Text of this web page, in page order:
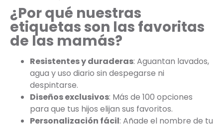
¿Por qué nuestras
etiquetas son las favoritas
de las mamás?
Resistentes y duraderas: Aguantan lavados,
agua y uso diario sin despegarse ni
despintarse.
Diseños exclusivos: Más de 100 opciones
para que tus hijos elijan sus favoritos.
Personalización fácil: Añade el nombre de tu